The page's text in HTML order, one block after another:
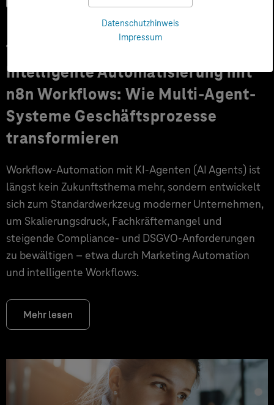
Datenschutzhinweis
Impressum
17.04.2026
Intelligente Automatisierung mit
n8n Workflows: Wie Multi-Agent-
Systeme Geschäftsprozesse
transformieren
Workflow-Automation mit KI-Agenten (AI Agents) ist
längst kein Zukunftsthema mehr, sondern entwickelt
sich zum Standardwerkzeug moderner Unternehmen,
um Skalierungsdruck, Fachkräftemangel und
steigende Compliance- und DSGVO-Anforderungen
zu bewältigen – etwa durch Marketing Automation
und intelligente Workflows.
Mehr lesen